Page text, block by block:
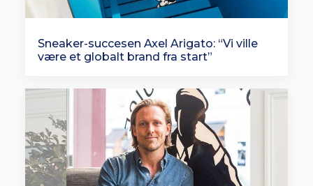
Sneaker-succesen Axel Arigato: “Vi ville
være et globalt brand fra start”